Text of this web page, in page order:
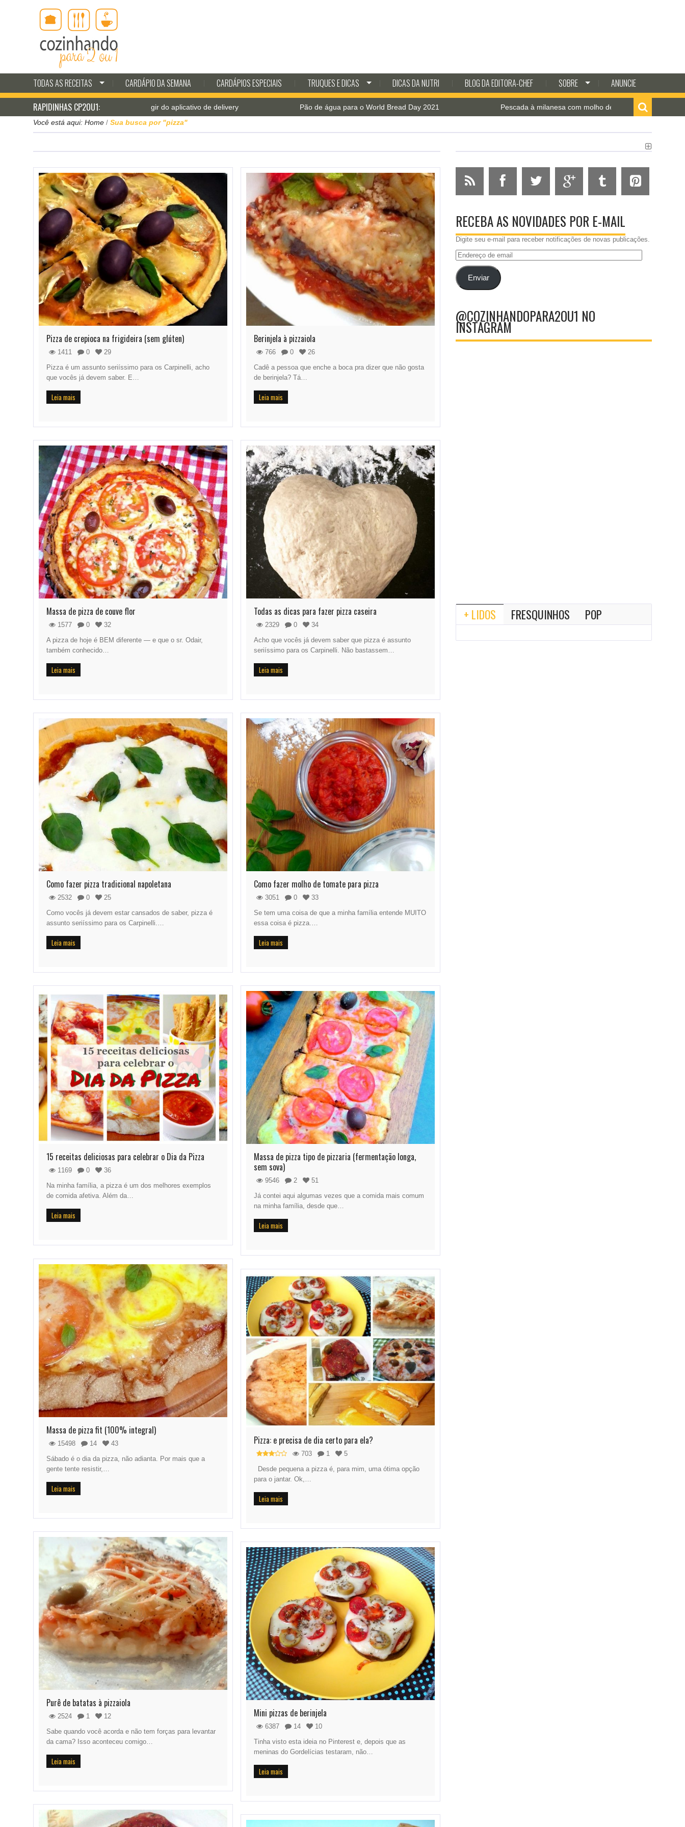
TODAS AS RECEITAS CARDÁPIO DA SEMANA CARDÁPIOS ESPECIAIS TRUQUES E DICAS DICAS DA NUTRI BLOG DA EDITORA-CHEF SOBRE
ANUNCIE
RAPIDINHAS CP2OU1:
pá-pum: receitas para fugir do aplicativo de delivery Pão de água para o World Bread Day 2021 Pescada à milanesa com molho de camarão
Estrogonofe
Você está aqui: Home / Sua busca por "pizza"
Pizza de crepioca na frigideira (sem glúten)
1411 0
29
Pizza é um assunto seriíssimo para os Carpinelli, acho
que vocês já devem saber. E…
Leia mais
Berinjela à pizzaiola
766 0
26
Cadê a pessoa que enche a boca pra dizer que não gosta
de berinjela? Tá…
Leia mais
Massa de pizza de couve flor
1577 0
32
A pizza de hoje é BEM diferente — e que o sr. Odair,
também conhecido…
Leia mais
Todas as dicas para fazer pizza caseira
2329 0
34
Acho que vocês já devem saber que pizza é assunto
seriíssimo para os Carpinelli. Não bastassem…
Leia mais
Como fazer pizza tradicional napoletana
2532 0
25
Como vocês já devem estar cansados de saber, pizza é
assunto seriíssimo para os Carpinelli.…
Leia mais
Como fazer molho de tomate para pizza
3051 0
33
Se tem uma coisa de que a minha família entende MUITO
essa coisa é pizza.…
Leia mais
15 receitas deliciosas para celebrar o Dia da Pizza
1169 0
36
Na minha família, a pizza é um dos melhores exemplos
de comida afetiva. Além da…
Leia mais
Massa de pizza tipo de pizzaria (fermentação longa,
sem sova)
9546 2
51
Já contei aqui algumas vezes que a comida mais comum
na minha família, desde que…
Leia mais
Massa de pizza fit (100% integral)
15498 14
43
Sábado é o dia da pizza, não adianta. Por mais que a
gente tente resistir,…
Leia mais
Pizza: e precisa de dia certo para ela?
703 1
5
Desde pequena a pizza é, para mim, uma ótima opção
para o jantar. Ok,…
Leia mais
Purê de batatas à pizzaiola
2524 1
12
Sabe quando você acorda e não tem forças para levantar
da cama? Isso aconteceu comigo…
Leia mais
Mini pizzas de berinjela
6387 14
10
Tinha visto esta ideia no Pinterest e, depois que as
meninas do Gordelícias testaram, não…
Leia mais
RECEBA AS NOVIDADES POR E-MAIL
Digite seu e-mail para receber notificações de novas publicações.
Endereço
emailEnviar
@COZINHANDOPARA2OU1 NO
INSTAGRAM
+ LIDOS FRESQUINHOS POP